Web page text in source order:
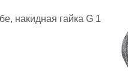
накидная гайка G 1